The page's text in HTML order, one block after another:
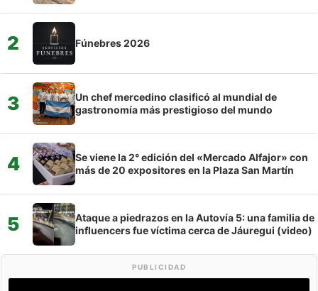
2 Fúnebres 2026
3
Un chef mercedino clasificó al mundial de
gastronomía más prestigioso del mundo
4
Se viene la 2° edición del «Mercado Alfajor» con
más de 20 expositores en la Plaza San Martín
5
Ataque a piedrazos en la Autovía 5: una familia de
influencers fue víctima cerca de Jáuregui (video)
PUBLICIDAD